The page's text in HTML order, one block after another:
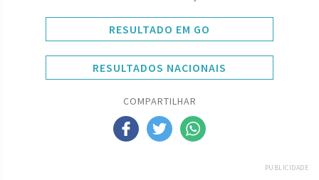
RESULTADO EM GO
RESULTADOS NACIONAIS
COMPARTILHAR
PUBLICIDADE